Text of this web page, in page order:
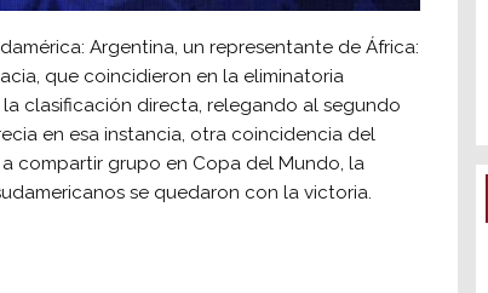
Argentina, un representante de África:
que coincidieron en la eliminatoria
clasificación directa, relegando al segundo
en esa instancia, otra coincidencia del
compartir grupo en Copa del Mundo, la
se quedaron con la victoria.